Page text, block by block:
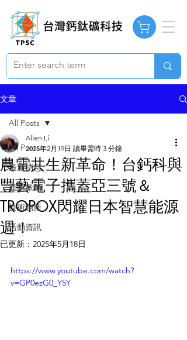
文章
All Posts
最新消息
產業脈動
技術創新
活動資訊
All Posts
農電共生新革命！台鈣科與
豐藝電子攜蓋亞三號＆
TROPOX閃耀日本智慧能源
週！
Allen Li
2025年2月19日 讀畢需時 3 分鐘
已更新： 2025年5月18日
https://www.youtube.com/watch?
v=GP0ezG0_Y5Y